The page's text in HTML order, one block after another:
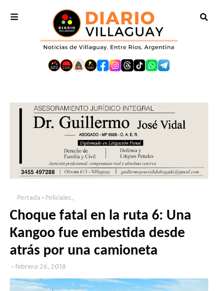
Portada Policiales_
Choque fatal en la ruta 6: Una
Kangoo fue embestida desde
atrás por una camioneta
febrero 26, 2018